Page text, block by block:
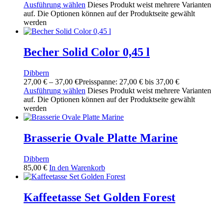
Ausführung wählen Dieses Produkt weist mehrere Varianten
auf. Die Optionen können auf der Produktseite gewählt
werden
Becher Solid Color 0,45 l
Dibbern
27,00 € – 37,00 €Preisspanne: 27,00 € bis 37,00 €
Ausführung wählen Dieses Produkt weist mehrere Varianten
auf. Die Optionen können auf der Produktseite gewählt
werden
Brasserie Ovale Platte Marine
Dibbern
85,00 € In den Warenkorb
Kaffeetasse Set Golden Forest